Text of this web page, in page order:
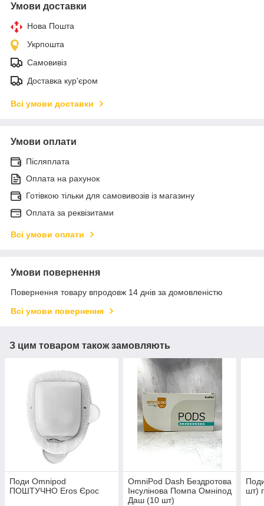
Умови доставки
Нова Пошта
Укрпошта
Самовивіз
Доставка кур'єром
Всі умови доставки
Умови оплати
Післяплата
Оплата на рахунок
Готівкою тільки для самовивозів із магазину
Оплата за реквізитами
Всі умови оплати
Умови повернення
Повернення товару впродовж 14 днів за домовленістю
Всі умови повернення
З цим товаром також замовляють
Поди Omnipod
ПОШТУЧНО Eros Єрос
OmniPod Dash Бездротова
Інсулінова Помпа Омніпод
Даш (10 шт)
шт)